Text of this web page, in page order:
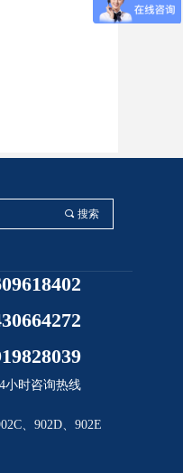
小时咨询热线
、902D、902E
끠 搜索